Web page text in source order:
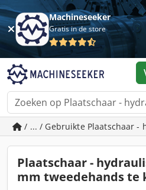
Machineseeker
Gratis in de store
/ ... / Gebruikte Plaatschaar -
Plaatschaar -
mm tweedehands te